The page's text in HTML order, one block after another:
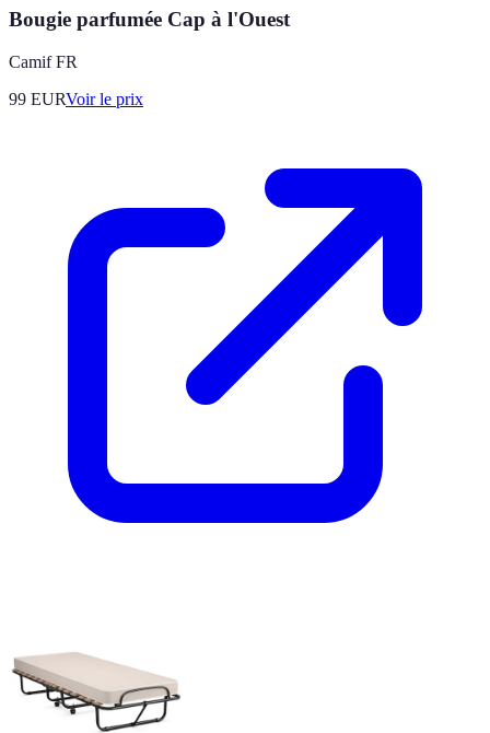
Bougie parfumée Cap à l'Ouest
Camif FR
99 EURVoir le prix